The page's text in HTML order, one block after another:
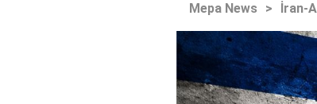
Mepa News > İran-